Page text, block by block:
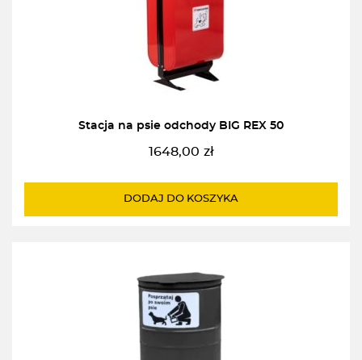
Stacja na psie odchody BIG REX 50
1648,00 zł
DODAJ DO KOSZYKA